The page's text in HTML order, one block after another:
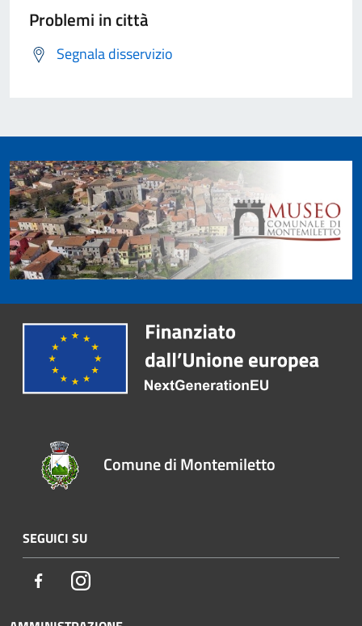
Problemi in città
Segnala disservizio
Comune di Montemiletto
SEGUICI SU
FacebookInstagram